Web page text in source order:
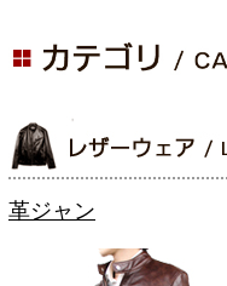
革ジャン